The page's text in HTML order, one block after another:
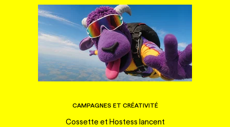
CAMPAGNES ET CRÉATIVITÉ
Cossette et Hostess lancent